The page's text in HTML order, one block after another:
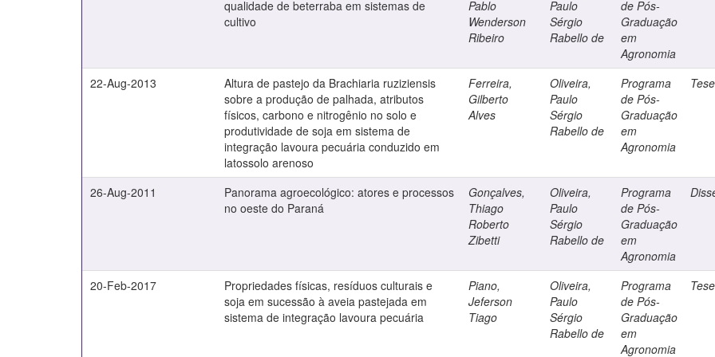
qualidade de beterraba em sistemas de
cultivo
Pablo
Wenderson
Ribeiro
Paulo
Sérgio
Rabello de
de Pós-
Graduação
em
Agronomia
22-Aug-2013
Altura de pastejo da Brachiaria ruziziensis
sobre a produção de palhada, atributos
físicos, carbono e nitrogênio no solo e
produtividade de soja em sistema de
integração lavoura pecuária conduzido em
latossolo arenoso
Ferreira,
Gilberto
Alves
Oliveira,
Paulo
Sérgio
Rabello de
Programa
de Pós-
Graduação
em
Agronomia
Tese
26-Aug-2011
Panorama agroecológico: atores e processos
no oeste do Paraná
Gonçalves,
Thiago
Roberto
Zibetti
Oliveira,
Paulo
Sérgio
Rabello de
Programa
de Pós-
Graduação
em
Agronomia
20-Feb-2017
Propriedades físicas, resíduos culturais e
soja em sucessão à aveia pastejada em
sistema de integração lavoura pecuária
Piano,
Jeferson
Tiago
Oliveira,
Paulo
Sérgio
Rabello de
Programa
de Pós-
Graduação
em
Agronomia
Tese